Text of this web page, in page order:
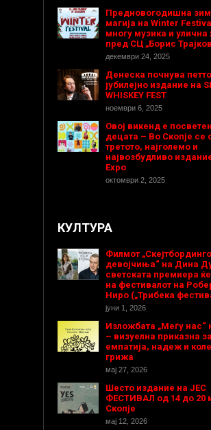
Предновогодишнa
магија на Winter
многу музика и улична
пред СЦ „Борис
декември 24, 2025
Денеска почнува
јубилејно издание на
WHISKEY FEST
ноември 6, 2025
Овој викенд е
децата – Во Скопје се
третото, најголемо и
највозбудливо
Expo
октомври 2, 2025
КУЛТУРА
Филмот
девојчиња“ на Дина
светската премиера
на фестивалот на
Ниро („Трибека
јуни 1, 2026
Изложбата „Меѓу нас“
– визуелна приказна за
емпатија, надеж и
грижа
мај 27, 2026
Шесто издание на ЈЕС
ФЕСТИВАЛ од 14 до 20
Скопје
мај 12, 2026